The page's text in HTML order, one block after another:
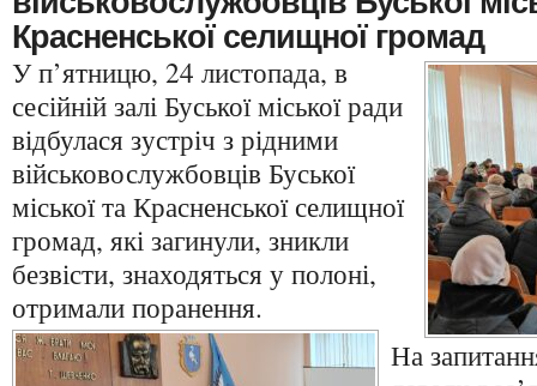
Красненської селищної громад
У п’ятницю, 24 листопада, в
сесійній залі Буської міської ради
відбулася зустріч з рідними
військовослужбовців Буської
міської та Красненської селищної
громад, які загинули, зникли
безвісти, знаходяться у полоні,
отримали поранення.
На